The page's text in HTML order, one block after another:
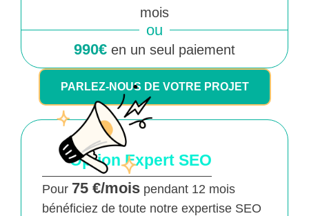
mois
ou
990€ en un seul paiement
PARLEZ-NOUS DE VOTRE PROJET
Option Expert SEO
Pour 75 €/mois pendant 12 mois
bénéficiez de toute notre expertise SEO